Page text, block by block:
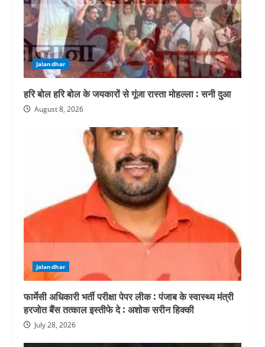
Jalandhar
हरि बोल हरि बोल के जयकारों से गूंजा रास्ता मोहल्ला : सनी दुआ
August 8, 2026
Jalandhar
फार्मेसी अधिकारी भर्ती परीक्षा पेपर लीक : पंजाब के स्वास्थ्य मंत्री
हरजोत बैंस तत्काल इस्तीफे दे : अशोक सरीन हिक्की
July 28, 2026